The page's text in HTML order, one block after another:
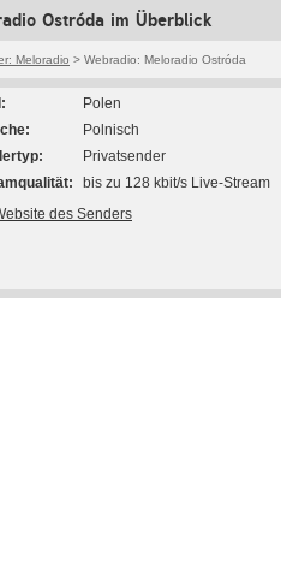
Ostróda im Überblick
Meloradio > Webradio: Meloradio Ostróda
Polen
Polnisch
Privatsender
bis zu 128 kbit/s Live-Stream
des Senders